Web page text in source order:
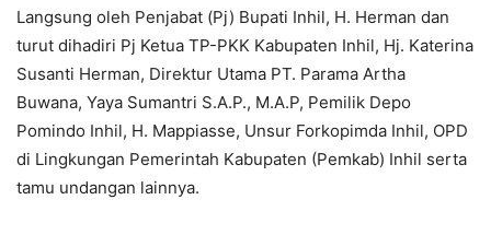
Langsung oleh Penjabat (Pj) Bupati Inhil, H. Herman dan
turut dihadiri Pj Ketua TP-PKK Kabupaten Inhil, Hj. Katerina
Susanti Herman, Direktur Utama PT. Parama Artha
Buwana, Yaya Sumantri S.A.P., M.A.P, Pemilik Depo
Pomindo Inhil, H. Mappiasse, Unsur Forkopimda Inhil, OPD
di Lingkungan Pemerintah Kabupaten (Pemkab) Inhil serta
tamu undangan lainnya.